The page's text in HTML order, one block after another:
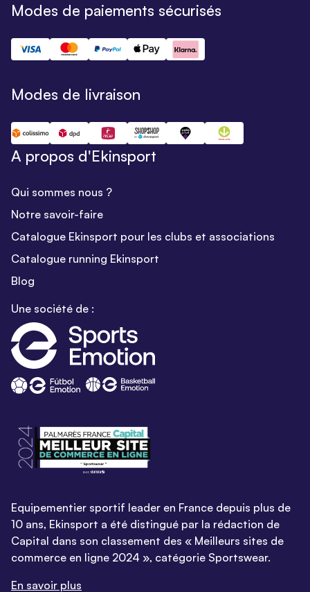
Modes de paiements sécurisés
Modes de livraison
A propos d'Ekinsport
Qui sommes nous ?
Notre savoir-faire
Catalogue Ekinsport pour les clubs et associations
Catalogue running Ekinsport
Blog
Une société de :
Equipementier sportif leader en France depuis plus de
10 ans, Ekinsport a été distingué par la rédaction de
Capital dans son classement des « Meilleurs sites de
commerce en ligne 2024 », catégorie Sportswear.
En savoir plus